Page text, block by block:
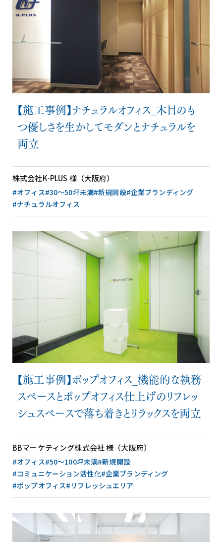
【施工事例】ナチュラルオフィス_木目のも
つ優しさを生かしてモダンとナチュラルを
両立
株式会社K-PLUS 様（大阪府）
#オフィス#30〜50坪未満#新規開設#企業ブランディング
#ナチュラルオフィス
【施工事例】ポップオフィス_機能的な執務
スペースとポップオフィス仕上げのリフレッ
シュスペースで落ち着きとリラックスを両立
BBマーケティング株式会社 様（大阪府）
#オフィス#50〜100坪未満#新規開設
#コミュニケーション活性化#企業ブランディング
#ポップオフィス#リフレッシュエリア